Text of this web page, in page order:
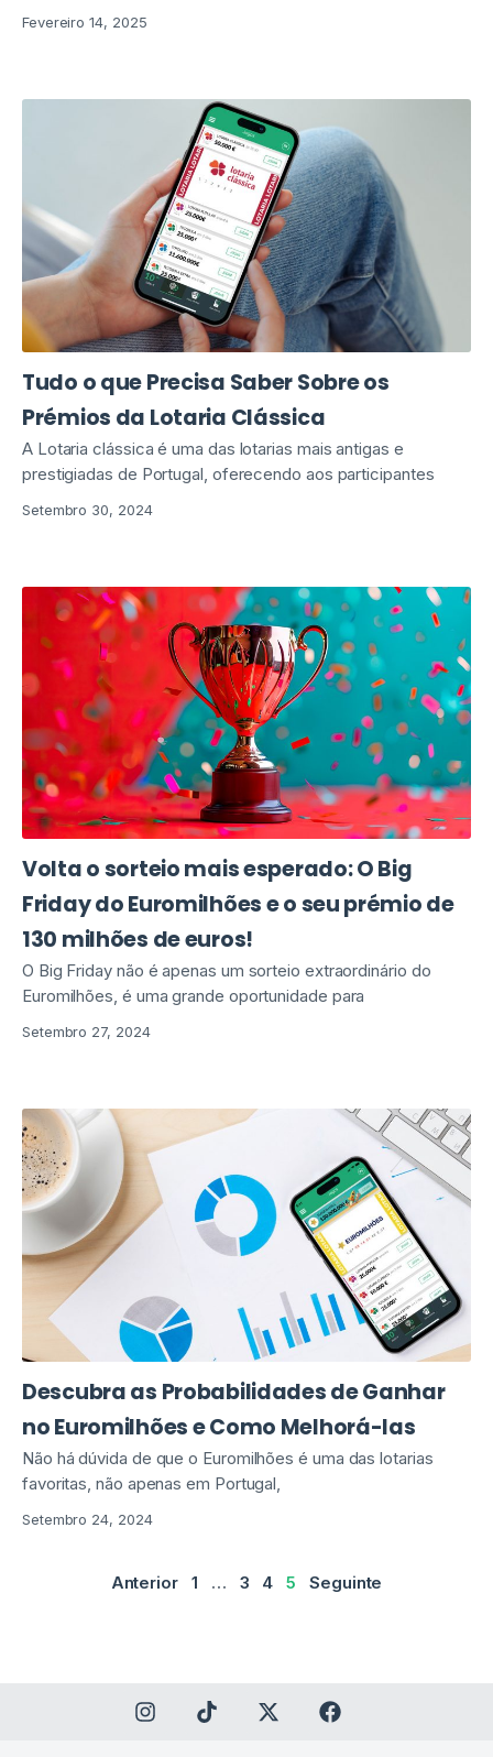
Fevereiro 14, 2025
Tudo o que Precisa Saber Sobre os
Prémios da Lotaria Clássica
A Lotaria clássica é uma das lotarias mais antigas e
prestigiadas de Portugal, oferecendo aos participantes
Setembro 30, 2024
Volta o sorteio mais esperado: O Big
Friday do Euromilhões e o seu prémio de
130 milhões de euros!
O Big Friday não é apenas um sorteio extraordinário do
Euromilhões, é uma grande oportunidade para
Setembro 27, 2024
Descubra as Probabilidades de Ganhar
no Euromilhões e Como Melhorá-las
Não há dúvida de que o Euromilhões é uma das lotarias
favoritas, não apenas em Portugal,
Setembro 24, 2024
Anterior 1 … 3 4 5 Seguinte